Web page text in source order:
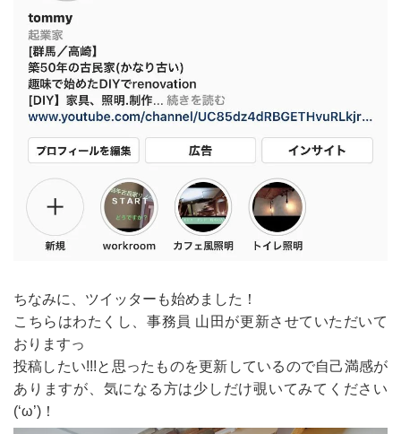
ちなみに、ツイッターも始めました！
こちらはわたくし、事務員 山田が更新させていただいて
おりますっ
投稿したい!!!と思ったものを更新しているので自己満感が
ありますが、気になる方は少しだけ覗いてみてください
(‘ω’)！